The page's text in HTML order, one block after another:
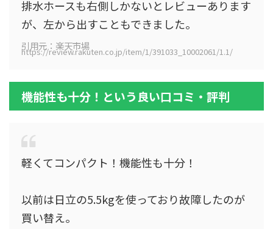
排水ホースも右側しかないとレビューあります
が、左から出すこともできました。
引用元：楽天市場
https://review.rakuten.co.jp/item/1/391033_10002061/1.1/
機能性も十分！という良い口コミ・評判
軽くてコンパクト！機能性も十分！
以前は日立の5.5kgを使っており故障したのが
買い替え。